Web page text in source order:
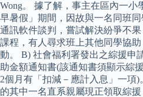
Wong。 據了解，事主在區內一小
早暑假」期間，因故與一名同班
通訊軟件談判，嘗試解決紛爭不
課程，有人尋求班上其他同學協
動。 B) 社會福利署發出之綜援申
助金額通知書(該通知書須顯示綜
2個月有「扣減－應計入息」一項
的其中一名直系親屬現正領取綜